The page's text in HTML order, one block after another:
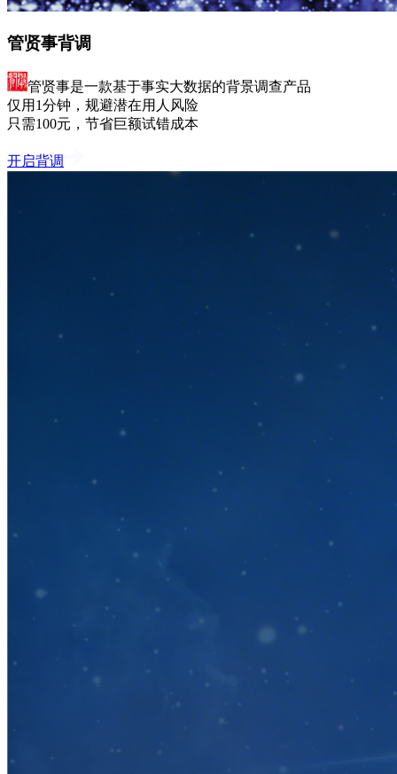
管贤事背调
管贤事是一款基于事实大数据的背景调查产品
仅用1分钟，规避潜在用人风险
只需100元，节省巨额试错成本
开启背调